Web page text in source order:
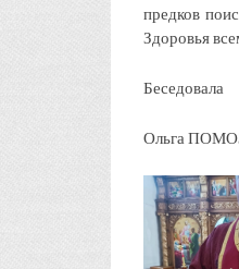
предков
Здоровья
Беседовала
Ольга